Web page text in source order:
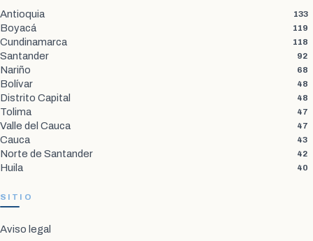
Antioquia 133
Boyacá 119
Cundinamarca 118
Santander 92
Nariño 68
Bolívar 48
Distrito Capital 48
Tolima 47
Valle del Cauca 47
Cauca 43
Norte de Santander 42
Huila 40
SITIO
Aviso legal